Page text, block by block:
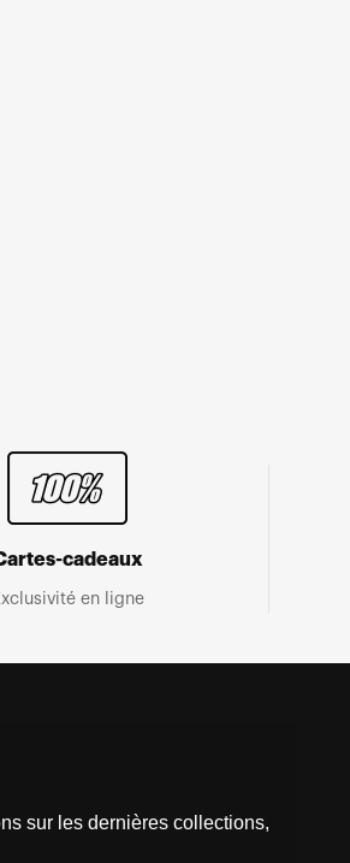
cadeaux
en ligne
sur les dernières collections,